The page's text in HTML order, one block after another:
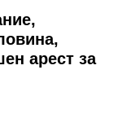
арест за